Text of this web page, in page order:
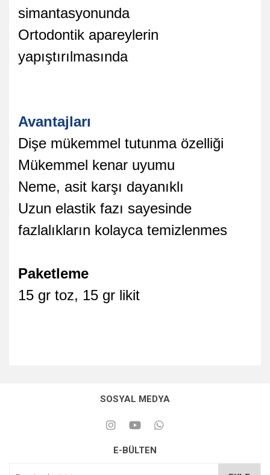
simantasyonunda
Ortodontik apareylerin
yapıştırılmasında
Avantajları
Dişe mükemmel tutunma özelliği
Mükemmel kenar uyumu
Neme, asit karşı dayanıklı
Uzun elastik fazı sayesinde
fazlalıkların kolayca temizlenmes
Paketleme
15 gr toz, 15 gr likit
SOSYAL MEDYA
E-BÜLTEN